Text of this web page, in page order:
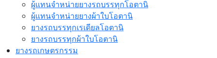
ผู้แทนจำหน่ายยางรถบรรทุกโอตานิ
ผู้แทนจำหน่ายยางผ้าใบโอตานิ
ยางรถบรรทุกเรเดียลโอตานิ
ยางรถบรรทุกผ้าใบโอตานิ
ยางรถเกษตรกรรม